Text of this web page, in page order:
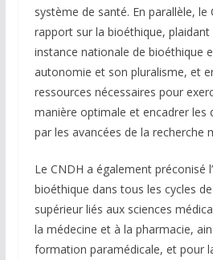
système de santé. En parallèle, le
rapport sur la bioéthique, plaidant
instance nationale de bioéthique
autonomie et son pluralisme, et
ressources nécessaires pour
manière optimale et encadrer les
par les avancées de la recherche
Le CNDH a également préconisé
bioéthique dans tous les cycles
supérieur liés aux sciences
la médecine et à la pharmacie,
formation paramédicale, et pour